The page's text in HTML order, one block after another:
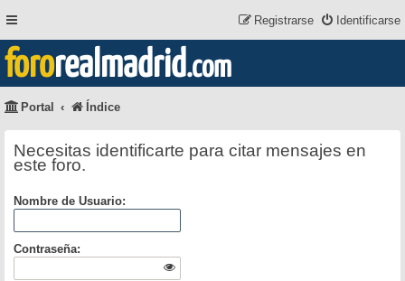
Identificarse
Registrarse
fororealmadrid.com
Portal Índice
Necesitas identificarte para citar mensajes en
este foro.
Nombre de Usuario:
Contraseña: